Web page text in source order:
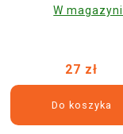
W
27 zł
Do koszyka